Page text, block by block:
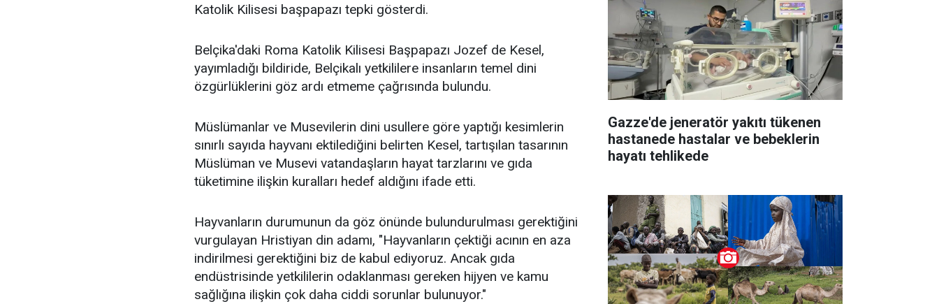
Katolik Kilisesi başpapazı tepki gösterdi.
Belçika'daki Roma Katolik Kilisesi Başpapazı Jozef de Kesel,
yayımladığı bildiride, Belçikalı yetkililere insanların temel dini
özgürlüklerini göz ardı etmeme çağrısında bulundu.
Müslümanlar ve Musevilerin dini usullere göre yaptığı kesimlerin
sınırlı sayıda hayvanı ektilediğini belirten Kesel, tartışılan tasarının
Müslüman ve Musevi vatandaşların hayat tarzlarını ve gıda
tüketimine ilişkin kuralları hedef aldığını ifade etti.
Hayvanların durumunun da göz önünde bulundurulması gerektiğini
vurgulayan Hristiyan din adamı, "Hayvanların çektiği acının en aza
indirilmesi gerektiğini biz de kabul ediyoruz. Ancak gıda
endüstrisinde yetkililerin odaklanması gereken hijyen ve kamu
sağlığına ilişkin çok daha ciddi sorunlar bulunuyor."
Gazze'de jeneratör yakıtı tükenen
hastanede hastalar ve bebeklerin
hayatı tehlikede